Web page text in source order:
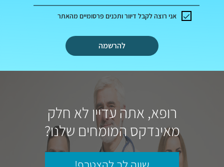
להרשמה
אני רוצה לקבל דיוור ותכנים פרסומיים מהאתר
רופא, אתה עדיין לא חלק
מאינדקס המומחים שלנו?